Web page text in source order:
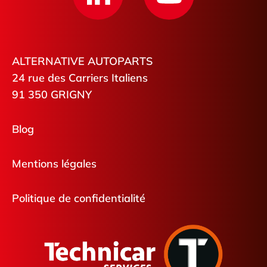
ALTERNATIVE AUTOPARTS
24 rue des Carriers Italiens
91 350 GRIGNY
Blog
Mentions légales
Politique de confidentialité